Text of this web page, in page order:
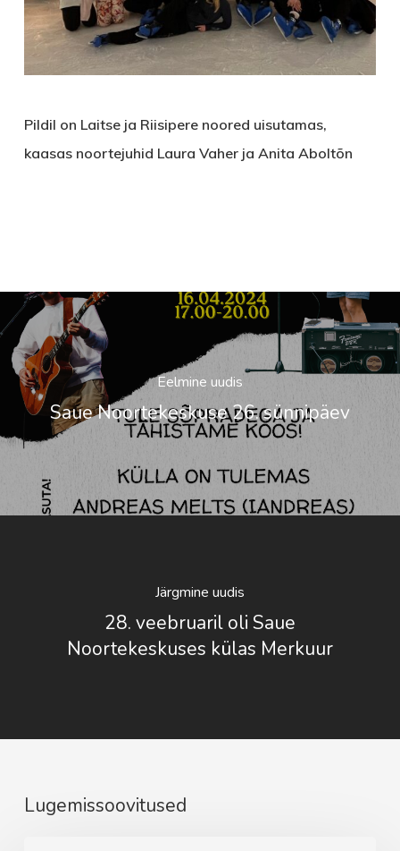
Pildil on Laitse ja Riisipere noored uisutamas,
kaasas noortejuhid Laura Vaher ja Anita Aboltõn
Eelmine uudis
Saue Noortekeskuse 26. sünnipäev
Järgmine uudis
28. veebruaril oli Saue
Noortekeskuses külas Merkuur
Lugemissoovitused